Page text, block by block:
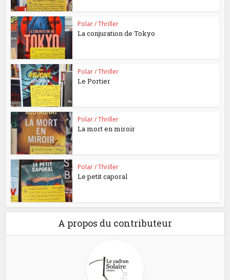
Polar / Thriller
La conjuration de Tokyo
Polar / Thriller
Le Portier
Polar / Thriller
La mort en miroir
Polar / Thriller
Le petit caporal
A propos du contributeur